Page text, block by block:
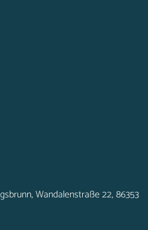
Wandalenstraße 22, 86353